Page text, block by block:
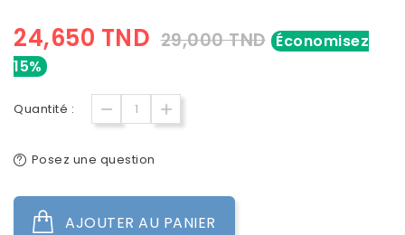
24,650 TND 29,000 TND Économisez
15%
Quantité :
Posez une question
AJOUTER AU PANIER